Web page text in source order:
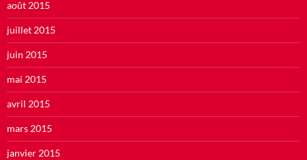
août 2015
juillet 2015
juin 2015
mai 2015
avril 2015
mars 2015
janvier 2015